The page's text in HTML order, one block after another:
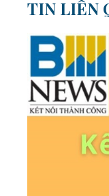
TIN LIÊN